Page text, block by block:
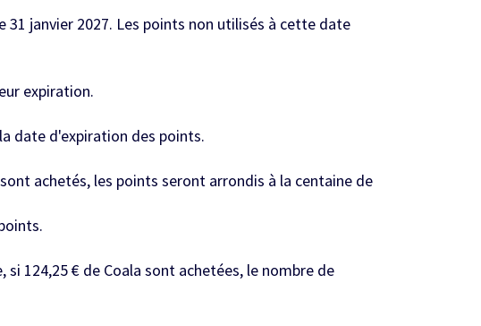
janvier 2027. Les points non utilisés à cette date
expiration.
date d'expiration des points.
achetés, les points seront arrondis à la centaine de
124,25 € de Coala sont achetées, le nombre de